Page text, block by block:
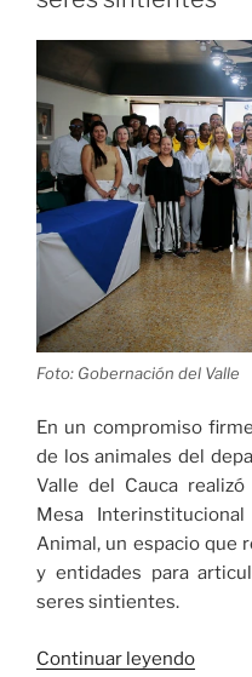
Foto: Gobernación del Valle
En un compromiso
de los animales del
Valle del Cauca
Mesa
Animal, un espacio que
y entidades para
seres sintientes.
Continuar leyendo